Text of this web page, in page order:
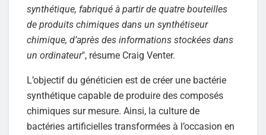
synthétique, fabriqué à partir de quatre bouteilles
de produits chimiques dans un synthétiseur
chimique, d’après des informations stockées dans
un ordinateur", résume Craig Venter.
L’objectif du généticien est de créer une bactérie
synthétique capable de produire des composés
chimiques sur mesure. Ainsi, la culture de
bactéries artificielles transformées à l’occasion en